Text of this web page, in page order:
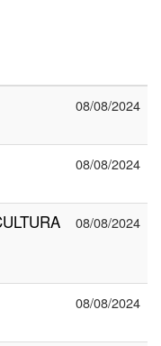
08/08/2024
08/08/2024
08/08/2024
08/08/2024